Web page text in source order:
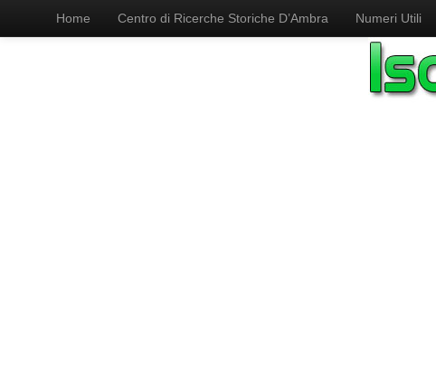
Home Centro di Ricerche Storiche D’Ambra Numeri Utili